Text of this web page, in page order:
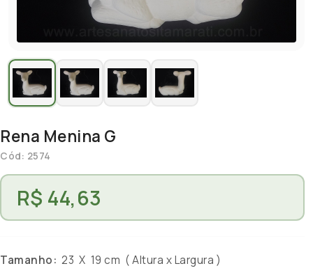
Rena Menina G
Cód: 2574
R$ 44,63
Tamanho: 23 X 19 cm ( Altura x Largura )